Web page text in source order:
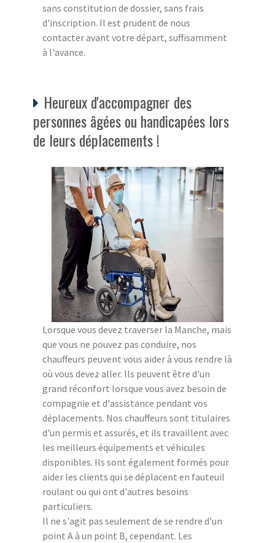
sans constitution de dossier, sans frais
d'inscription. Il est prudent de nous
contacter avant votre départ, suffisamment
à l'avance.
Heureux d'accompagner des
personnes âgées ou handicapées lors
de leurs déplacements !
Lorsque vous devez traverser la Manche, mais
que vous ne pouvez pas conduire, nos
chauffeurs peuvent vous aider à vous rendre là
où vous devez aller. Ils peuvent être d'un
grand réconfort lorsque vous avez besoin de
compagnie et d'assistance pendant vos
déplacements. Nos chauffeurs sont titulaires
d'un permis et assurés, et ils travaillent avec
les meilleurs équipements et véhicules
disponibles. Ils sont également formés pour
aider les clients qui se déplacent en fauteuil
roulant ou qui ont d'autres besoins
particuliers.
Il ne s'agit pas seulement de se rendre d'un
point A à un point B, cependant. Les